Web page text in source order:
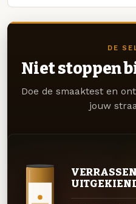
DE
Niet stoppen
Doe de smaaktest en
jouw